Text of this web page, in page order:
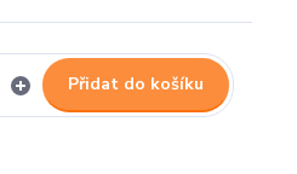
Přidat do košíku